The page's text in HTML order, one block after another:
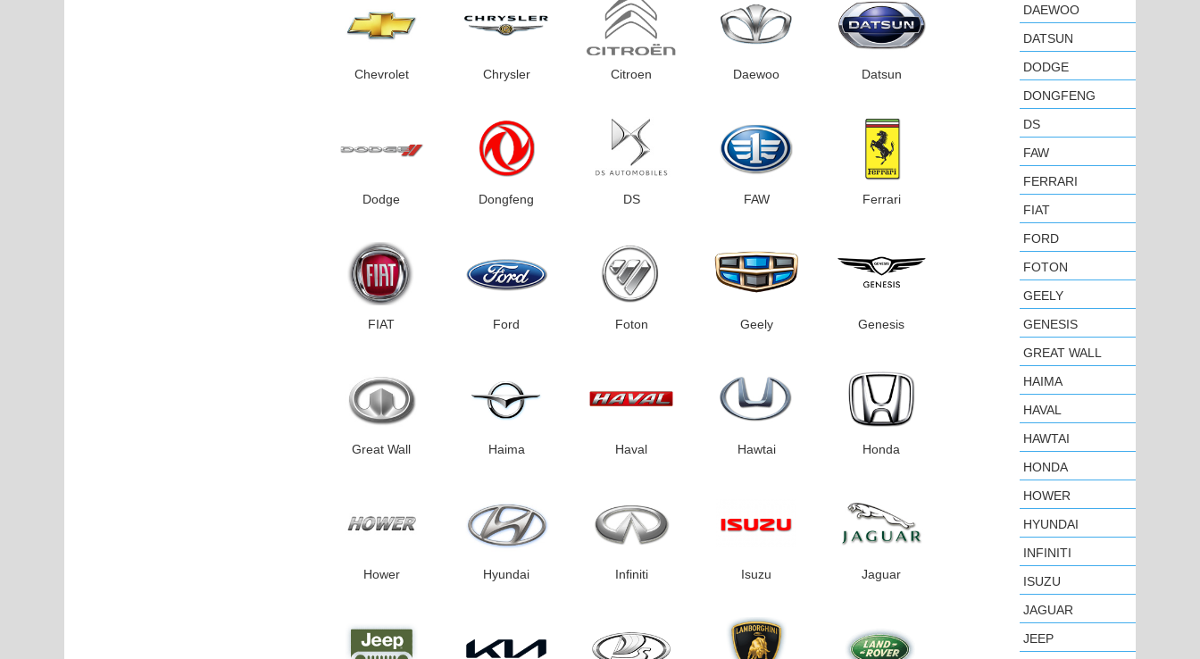
Chevrolet Chrysler Citroen Daewoo Datsun
Dodge Dongfeng DS FAW Ferrari
FIAT Ford Foton Geely Genesis
Great Wall Haima Haval Hawtai Honda
Hower Hyundai Infiniti Isuzu Jaguar
DAEWOO
DATSUN
DODGE
DONGFENG
DS
FAW
FERRARI
FIAT
FORD
FOTON
GEELY
GENESIS
GREAT WALL
HAIMA
HAVAL
HAWTAI
HONDA
HOWER
HYUNDAI
INFINITI
ISUZU
JAGUAR
JEEP